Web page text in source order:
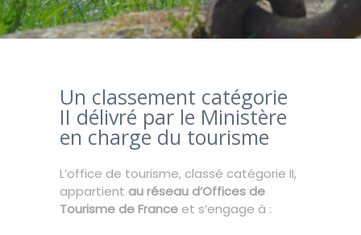
Un classement catégorie
II délivré par le Ministère
en charge du tourisme
L’office de tourisme, classé catégorie II,
appartient au réseau d’Offices de
Tourisme de Franceet s’engage à :